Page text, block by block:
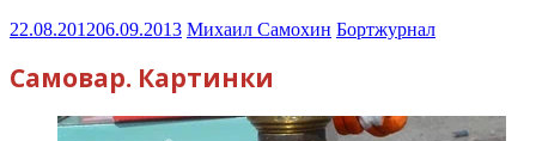
22.08.201206.09.2013 Михаил Самохин Бортжурнал
Самовар. Картинки